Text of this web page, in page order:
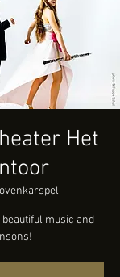
Het
music and